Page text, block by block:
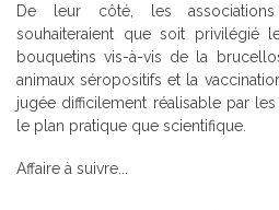
De leur côté, les
souhaiteraient que soit privilégié
bouquetins vis-à-vis de la
animaux séropositifs et la
jugée difficilement réalisable par
le plan pratique que scientifique.
Affaire à suivre...